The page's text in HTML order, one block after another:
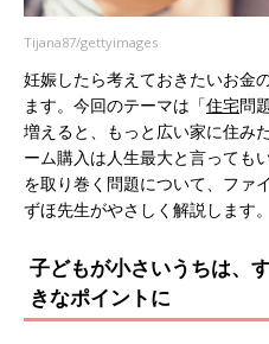
Tijana87/gettyimages
妊娠したら考えておきたいお金
ます。今回のテーマは「住宅問
増えると、もっと広い家に住み
ーム購入は人生最大と言って
を取り巻く問題について、ファ
ずほ先生がやさしく解説します。
子どもが小さいうちは、
きなポイントに